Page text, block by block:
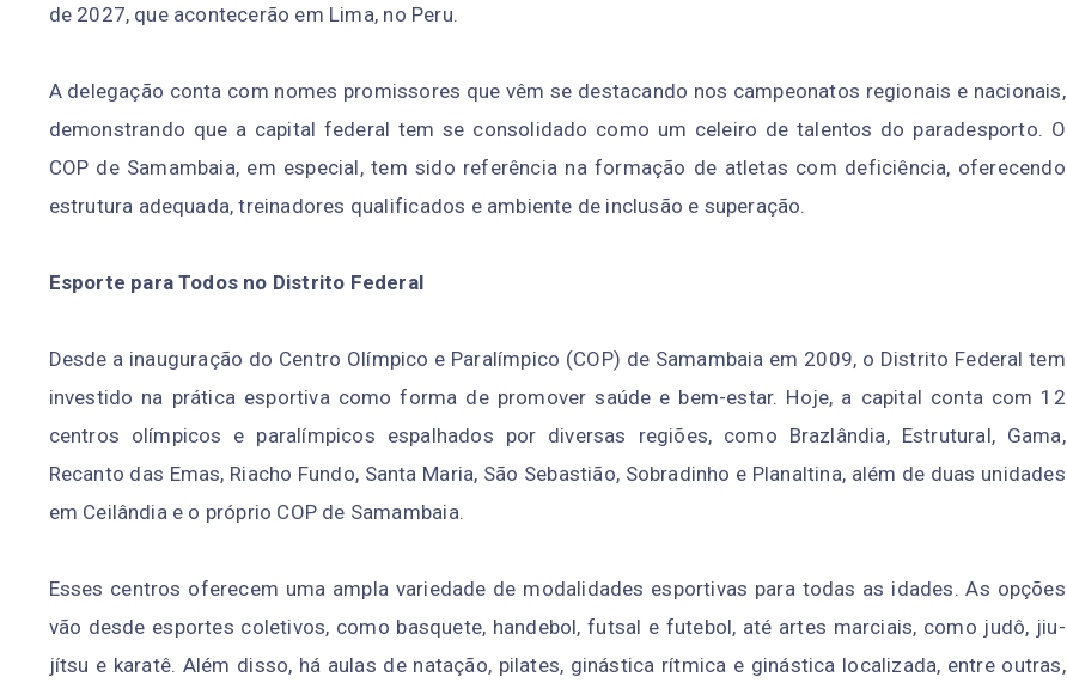
de 2027, que acontecerão em Lima, no Peru.
A delegação conta com nomes promissores que vêm se destacando nos campeonatos regionais e nacionais,
demonstrando que a capital federal tem se consolidado como um celeiro de talentos do paradesporto. O
COP de Samambaia, em especial, tem sido referência na formação de atletas com deficiência, oferecendo
estrutura adequada, treinadores qualificados e ambiente de inclusão e superação.
Esporte para Todos no Distrito Federal
Desde a inauguração do Centro Olímpico e Paralímpico (COP) de Samambaia em 2009, o Distrito Federal tem
investido na prática esportiva como forma de promover saúde e bem-estar. Hoje, a capital conta com 12
centros olímpicos e paralímpicos espalhados por diversas regiões, como Brazlândia, Estrutural, Gama,
Recanto das Emas, Riacho Fundo, Santa Maria, São Sebastião, Sobradinho e Planaltina, além de duas unidades
em Ceilândia e o próprio COP de Samambaia.
Esses centros oferecem uma ampla variedade de modalidades esportivas para todas as idades. As opções
vão desde esportes coletivos, como basquete, handebol, futsal e futebol, até artes marciais, como judô, jiu-
jítsu e karatê. Além disso, há aulas de natação, pilates, ginástica rítmica e ginástica localizada, entre outras,